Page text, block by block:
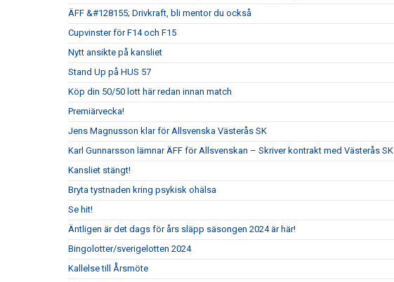
ÄFF &#128155; Drivkraft, bli mentor du också
Cupvinster för F14 och F15
Nytt ansikte på kansliet
Stand Up på HUS 57
Köp din 50/50 lott här redan innan match
Premiärvecka!
Jens Magnusson klar för Allsvenska Västerås SK
Karl Gunnarsson lämnar ÄFF för Allsvenskan – Skriver kontrakt med Västerås SK
Kansliet stängt!
Bryta tystnaden kring psykisk ohälsa
Se hit!
Äntligen är det dags för års släpp säsongen 2024 är här!
Bingolotter/sverigelotten 2024
Kallelse till Årsmöte